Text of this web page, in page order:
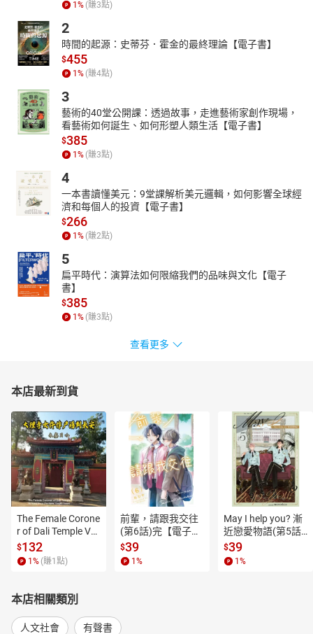
1 % (賺3點)
2
時間的起源：史蒂芬．霍金的最終理論【電子書】
$455
1 % (賺4點)
3
藝術的40堂公開課：透過故事，走進藝術家創作現場，
看藝術如何誕生、如何形塑人類生活【電子書】
$385
1 % (賺3點)
4
一本書讀懂美元：9堂課解析美元邏輯，如何影響全球經
濟和每個人的投資【電子書】
$266
1 % (賺2點)
5
扁平時代：演算法如何限縮我們的品味與文化【電子
書】
$385
1 % (賺3點)
查看更多
本店最新到貨
The Female Corone
r of Dali Temple Vo
l.6【有聲書】
$132
1% (賺1點)
前輩，請跟我交往
(第6話)完【電子
書】
$39
1%
May I help you? 漸
近戀愛物語(第5話)
【電子書】
$39
1%
本店相關類別
人文社會 有聲書